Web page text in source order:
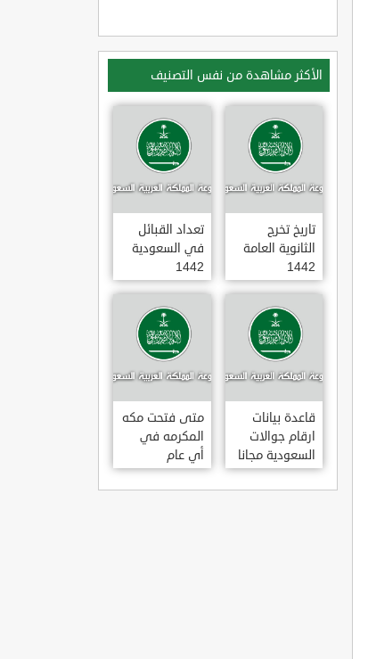
الأكثر مشاهدة من نفس التصنيف
تاريخ تخرج
الثانوية العامة
1442
تعداد القبائل
في السعودية
1442
قاعدة بيانات
ارقام جوالات
السعودية مجانا
20202021
متى فتحت مكه
المكرمه في
أي عام